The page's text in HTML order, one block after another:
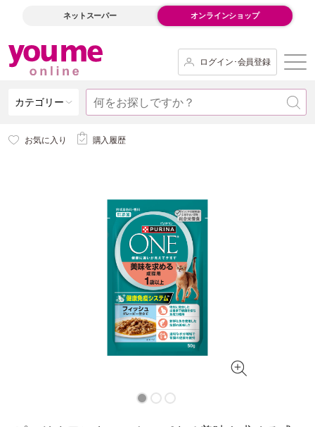
ネットスーパー オンラインショップ
ログイン･会員登録
カテゴリー
お気に入り 購入履歴